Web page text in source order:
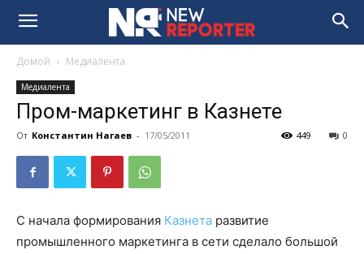
Домой Медиалента
Медиалента
Пром-маркетинг в Казнете
От Константин Нагаев - 17/05/2011 0
449
С начала формирования Казнета развитие
промышленного маркетинга в сети сделало большой